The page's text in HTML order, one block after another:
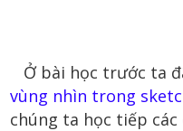
Ở bài học trước ta
vùng nhìn trong
chúng ta học tiếp